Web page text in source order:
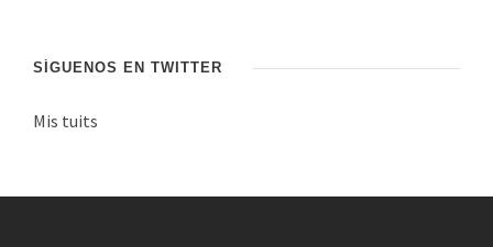
c
r
SÍGUENOS EN TWITTER
Mis tuits